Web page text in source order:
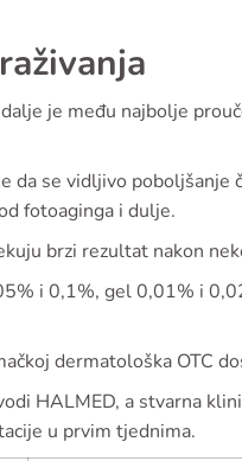
je među najbolje
da se vidljivo
fotoaginga i dulje.
brzi rezultat nakon
i 0,1%, gel 0,01% i
dermatološka OTC
HALMED, a stvarna
u prvim tjednima.